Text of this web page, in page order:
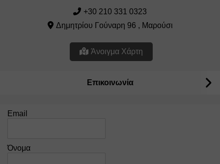
+30 210 331 0323
Δημητρίου Γούναρη 96 , Μαρούσι
Άνοιγμα Χάρτη
Επικοινωνία
Email
Όνομα